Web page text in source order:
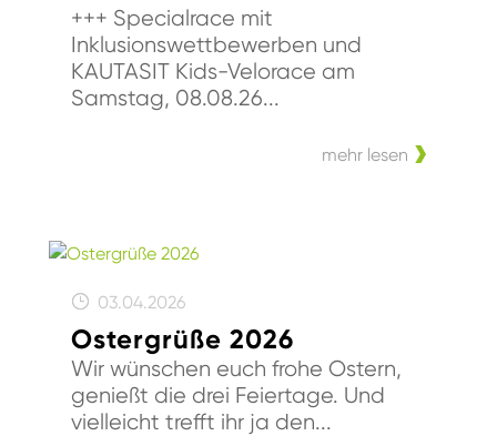
+++ Specialrace mit
Inklusionswettbewerben und
KAUTASIT Kids-Velorace am
Samstag, 08.08.26...
mehr lesen
03.04.2026
Ostergrüße 2026
Wir wünschen euch frohe Ostern,
genießt die drei Feiertage. Und
vielleicht trefft ihr ja den...